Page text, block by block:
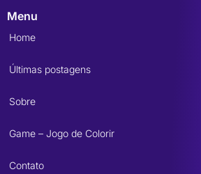
Menu
Home
Últimas postagens
Sobre
Game – Jogo de Colorir
Contato